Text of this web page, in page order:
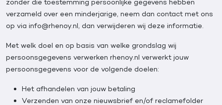
zonder die toestemming persoonlijke gegevens hebben
verzameld over een minderjarige, neem dan contact met ons
op via info@rhenoy.nl, dan verwijderen wij deze informatie.
Met welk doel en op basis van welke grondslag wij
persoonsgegevens verwerken rhenoy.nl verwerkt jouw
persoonsgegevens voor de volgende doelen:
Het afhandelen van jouw betaling
Verzenden van onze nieuwsbrief en/of reclamefolder